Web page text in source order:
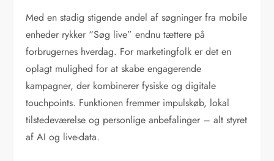
Med en stadig stigende andel af søgninger fra mobile
enheder rykker “Søg live” endnu tættere på
forbrugernes hverdag. For marketingfolk er det en
oplagt mulighed for at skabe engagerende
kampagner, der kombinerer fysiske og digitale
touchpoints. Funktionen fremmer impulskøb, lokal
tilstedeværelse og personlige anbefalinger – alt styret
af AI og live-data.